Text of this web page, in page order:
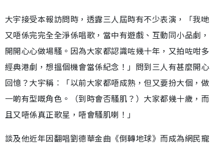
大宇接受本報訪問時，透露三人屆時有不少表演，「我哋
又唔係完完全全淨係唱歌，當中有遊戲、互動同小品劇，
開開心心做場騷。因為大家都認識咗幾十年，又拍咗咁多
經典港劇，想搵個機會當係紀念！」問到三人有甚麼開心
回憶？大宇稱︰「以前大家都唔成熟，但又要扮大個，做
一啲有型嘅角色。（到時會否騷肌？）大家都幾十歲，而
且又唔係真正歌星，唔會騷肌喇！」
談及他近年因翻唱劉德華金曲《倒轉地球》而成為網民寵